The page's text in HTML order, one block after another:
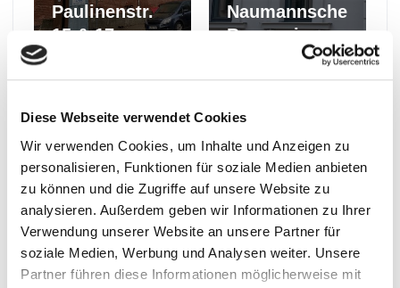
Diese Webseite verwendet Cookies
Wir verwenden Cookies, um Inhalte und Anzeigen zu
personalisieren, Funktionen für soziale Medien anbieten
zu können und die Zugriffe auf unsere Website zu
analysieren. Außerdem geben wir Informationen zu Ihrer
Verwendung unserer Website an unsere Partner für
soziale Medien, Werbung und Analysen weiter. Unsere
Partner führen diese Informationen möglicherweise mit
Paulinenstr.
15 & 17
Naumannsche
Brauerei
Mockauer
Post
Mierendorfstr.
42